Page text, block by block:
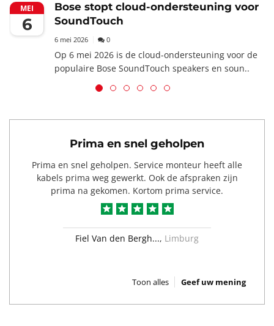
MEI
6
Bose stopt cloud-ondersteuning voor
SoundTouch
6 mei 2026 0
Op 6 mei 2026 is de cloud-ondersteuning voor de
populaire Bose SoundTouch speakers en soun..
Prima en snel geholpen
Prima en snel geholpen. Service monteur heeft alle
kabels prima weg gewerkt. Ook de afspraken zijn
prima na gekomen. Kortom prima service.
Fiel Van den Bergh..., Limburg
Toon alles Geef uw mening